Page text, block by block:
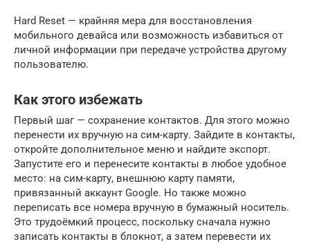
Hard Reset — крайняя мера для восстановления
мобильного девайса или возможность избавиться от
личной информации при передаче устройства другому
пользователю.
Как этого избежать
Первый шаг — сохранение контактов. Для этого можно
перенести их вручную на сим-карту. Зайдите в контакты,
откройте дополнительное меню и найдите экспорт.
Запустите его и перенесите контакты в любое удобное
место: на сим-карту, внешнюю карту памяти,
привязанный аккаунт Google. Но также можно
переписать все номера вручную в бумажный носитель.
Это трудоёмкий процесс, поскольку сначала нужно
записать контакты в блокнот, а затем перевести их